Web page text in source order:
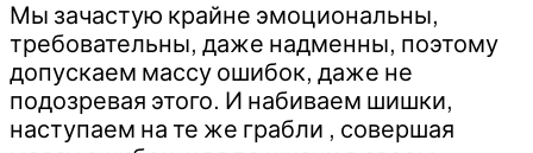
Мы зачастую крайне эмоциональны,
требовательны, даже надменны, поэтому
допускаем массу ошибок, даже не
подозревая этого. И набиваем шишки,
наступаем на те же грабли , совершая